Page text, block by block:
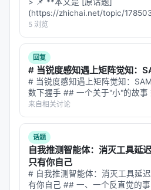
个智能体同时是运动员和裁判。
这就是论文中提出的核心概念
（Self-Confirmation Trap）
用一个更日常的类比：想象一
题，然后自己批改。他可能会
方法，但因为他的理解本身就
案会觉得"这看起来合理啊"。他
作"经验"记在了笔记本里，下
记，强化了这个错误。更可怕
负责编写全班的学习资料，他
所有同学。
么？
(https://zhichai.net/topic/
**——标题改为问题驱动式，增强
于 AI 引擎引用。 > **一句话结
5 浏览
回复
# 当锐度感知遇上矩阵觉知：
# 当锐度感知遇上矩阵觉知：
数下握手 ## 一个关于"小"的故事
平地扎营。"平"是什么意思？是方
的起伏？还是方圆一米内没有超
个定义都叫…
来自相关讨论
话题
自我推测智能体：消灭工具延
只有你自己
# 自我推测智能体：消灭工具延
有你自己 ## 一、一个反直觉的